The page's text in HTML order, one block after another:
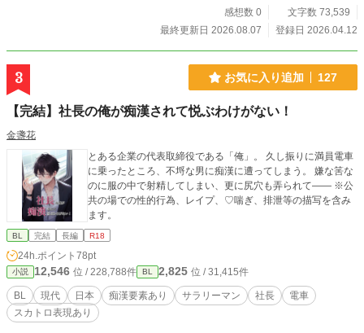
感想数 0
文字数 73,539
最終更新日 2026.08.07
登録日 2026.04.12
3 お気に入り追加 127
【完結】社長の俺が痴漢されて悦ぶわけがない！
金盞花
とある企業の代表取締役である「俺」。 久し振りに満員電車
に乗ったところ、不埒な男に痴漢に遭ってしまう。 嫌な筈な
のに服の中で射精してしまい、更に尻穴も弄られて—— ※公
共の場での性的行為、レイプ、♡喘ぎ、排泄等の描写を含み
ます。
BL 完結 長編 R18
24h.ポイント 78pt
小説 12,546 位 / 228,788件 BL 2,825 位 / 31,415件
BL 現代 日本 痴漢要素あり サラリーマン 社長
電車
スカトロ表現あり